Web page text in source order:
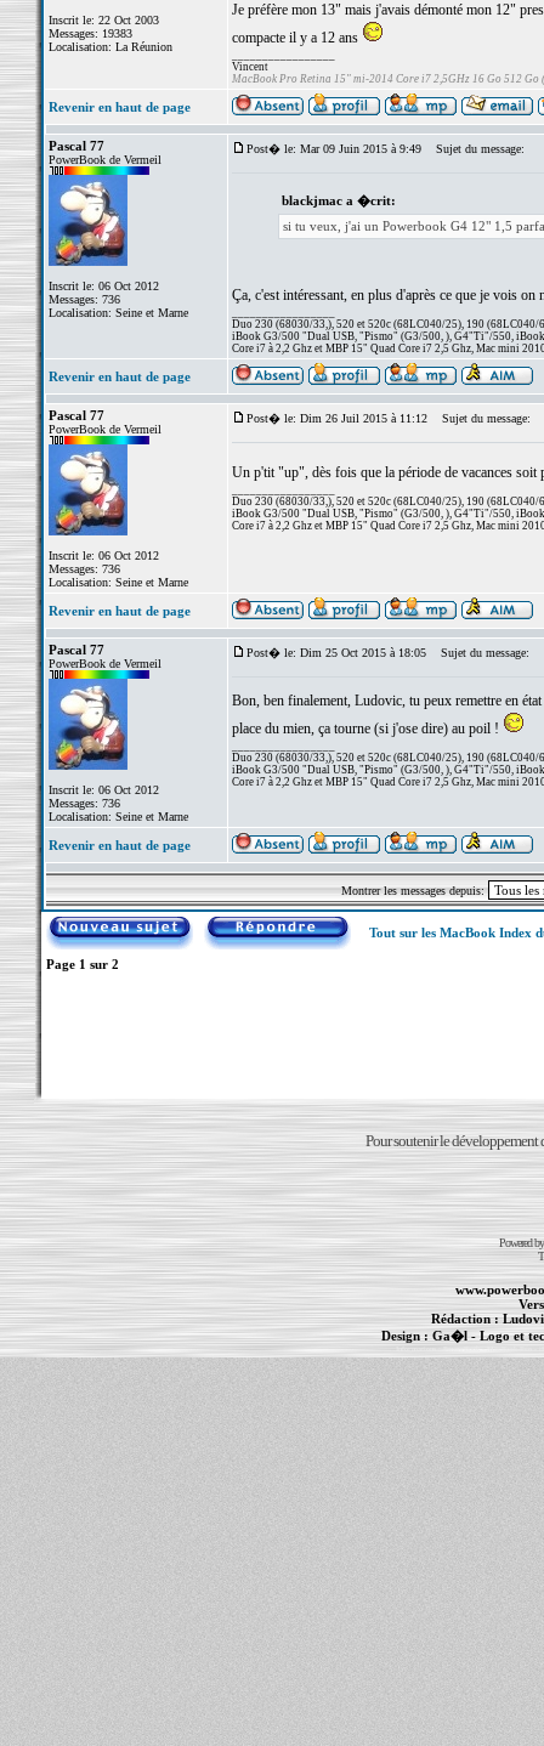
Inscrit le: 22 Oct 2003
Messages: 19383
Localisation: La Réunion
Je préfère mon 13" mais j'avais démonté mon 12"
compacte il y a 12 ans
Vincent
MacBook Pro Retina 15" mi-2014 Core i7 2,5GHz 16 Go 512 Go
Revenir en haut de page
Pascal 77
PowerBook de Vermeil
Inscrit le: 06 Oct 2012
Messages: 736
Localisation: Seine et Marne
Post� le: Mar 09 Juin 2015 à 9:49 Sujet du message:
blackjmac a �crit:
si tu veux, j'ai un Powerbook G4 12" 1,5
Ça, c'est intéressant, en plus d'après ce que je vois
Duo 230 (68030/33,), 520 et 520c (68LC040/25), 190 (68LC040/
iBook G3/500 "Dual USB, "Pismo" (G3/500, ), G4"Ti"/550,
Core i7 à 2,2 Ghz et MBP 15" Quad Core i7 2,5 Ghz, Mac mini
Revenir en haut de page
Pascal 77
PowerBook de Vermeil
Inscrit le: 06 Oct 2012
Messages: 736
Localisation: Seine et Marne
Post� le: Dim 26 Juil 2015 à 11:12 Sujet du message:
Un p'tit "up", dès fois que la période de vacances soit
Duo 230 (68030/33,), 520 et 520c (68LC040/25), 190 (68LC040/
iBook G3/500 "Dual USB, "Pismo" (G3/500, ), G4"Ti"/550,
Core i7 à 2,2 Ghz et MBP 15" Quad Core i7 2,5 Ghz, Mac mini
Revenir en haut de page
Pascal 77
PowerBook de Vermeil
Inscrit le: 06 Oct 2012
Messages: 736
Localisation: Seine et Marne
Post� le: Dim 25 Oct 2015 à 18:05 Sujet du message:
Bon, ben finalement, Ludovic, tu peux remettre en
place du mien, ça tourne (si j'ose dire) au poil !
Duo 230 (68030/33,), 520 et 520c (68LC040/25), 190 (68LC040/
iBook G3/500 "Dual USB, "Pismo" (G3/500, ), G4"Ti"/550,
Core i7 à 2,2 Ghz et MBP 15" Quad Core i7 2,5 Ghz, Mac mini
Revenir en haut de page
Montrer les messages depuis:
Tout sur les MacBook Index
Page 1 sur 2
Pour soutenir le développement
Powered
Rédaction :
Design : Ga�l - Logo et